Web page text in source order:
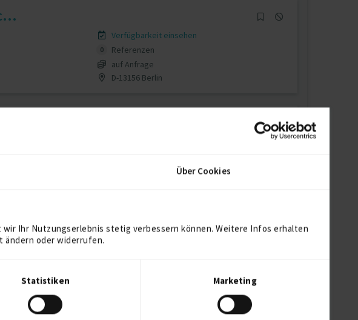
Über Cookies
Ihr Nutzungserlebnis stetig verbessern können. Weitere Infos erhalten
ändern oder widerrufen.
Statistiken Marketing
Verfügbarkeit einsehen
0
Referenzen
auf Anfrage
D-13156 Berlin